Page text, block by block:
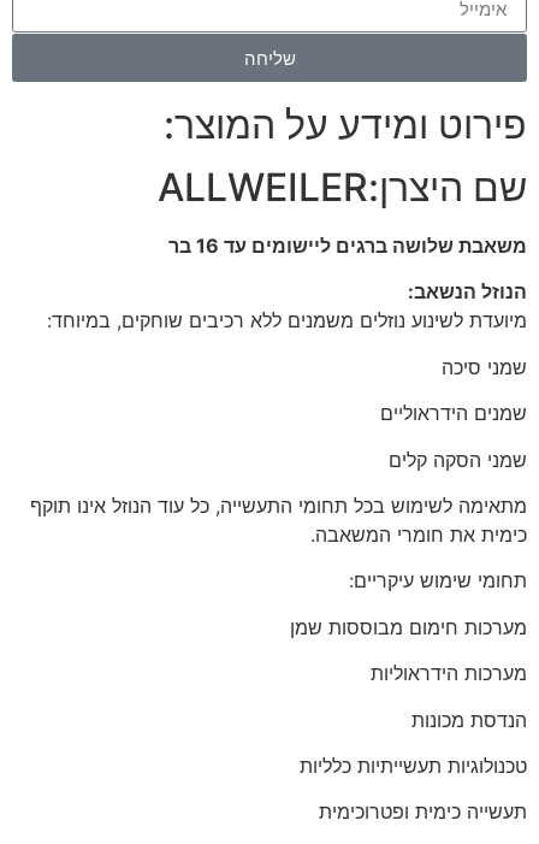
פירוט ומידע על המוצר:
שם היצרן:ALLWEILER
משאבת שלושה ברגים ליישומים עד 16 בר
הנוזל הנשאב:
מיועדת לשינוע נוזלים משמנים ללא רכיבים שוחקים, במיוחד:
שמני סיכה
שמנים הידראוליים
שמני הסקה קלים
מתאימה לשימוש בכל תחומי התעשייה, כל עוד הנוזל אינו תוקף
כימית את חומרי המשאבה.
תחומי שימוש עיקריים:
מערכות חימום מבוססות שמן
מערכות הידראוליות
הנדסת מכונות
טכנולוגיות תעשייתיות כלליות
תעשייה כימית ופטרוכימית
שליחה